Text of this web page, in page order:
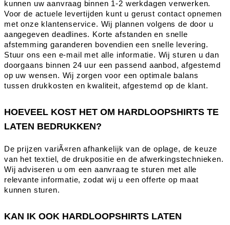
kunnen uw aanvraag binnen 1-2 werkdagen verwerken.
Voor de actuele levertijden kunt u gerust contact opnemen
met onze klantenservice. Wij plannen volgens de door u
aangegeven deadlines. Korte afstanden en snelle
afstemming garanderen bovendien een snelle levering.
Stuur ons een e-mail met alle informatie. Wij sturen u dan
doorgaans binnen 24 uur een passend aanbod, afgestemd
op uw wensen. Wij zorgen voor een optimale balans
tussen drukkosten en kwaliteit, afgestemd op de klant.
HOEVEEL KOST HET OM HARDLOOPSHIRTS TE
LATEN BEDRUKKEN?
De prijzen variÃ«ren afhankelijk van de oplage, de keuze
van het textiel, de drukpositie en de afwerkingstechnieken.
Wij adviseren u om een aanvraag te sturen met alle
relevante informatie, zodat wij u een offerte op maat
kunnen sturen.
KAN IK OOK HARDLOOPSHIRTS LATEN